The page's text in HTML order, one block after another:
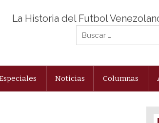
La Historia del Futbol
Noticias Columnas